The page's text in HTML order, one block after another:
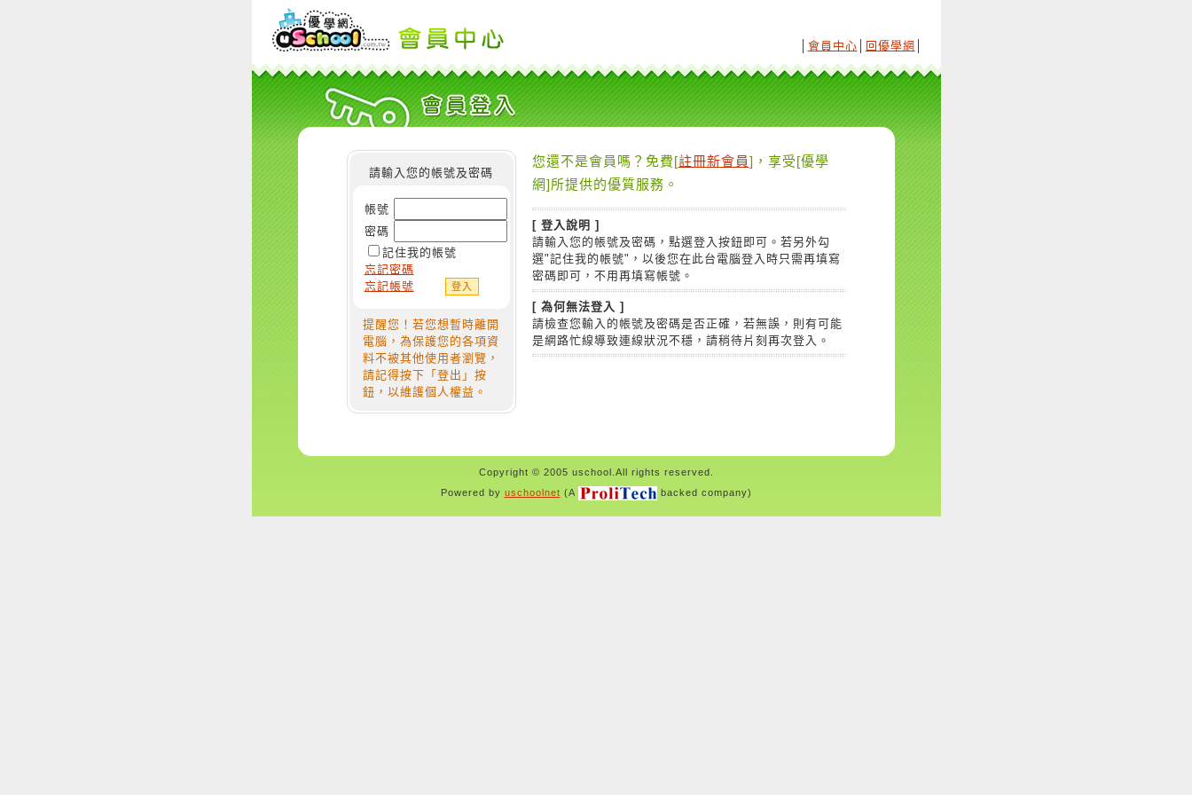
會員中心 回優學網
請輸入您的帳號及密碼
帳號
密碼
記住我的帳號
忘記密碼
忘記帳號
提醒您！若您想暫時離開
電腦，為保護您的各項資
料不被其他使用者瀏覽，
請記得按下「登出」按
鈕，以維護個人權益。
您還不是會員嗎？免費[註冊新會員]，享受[優學
網]所提供的優質服務。
[ 登入說明 ]
請輸入您的帳號及密碼，點選登入按鈕即可。若另外勾
選"記住我的帳號"，以後您在此台電腦登入時只需再填寫
密碼即可，不用再填寫帳號。
[ 為何無法登入 ]
請檢查您輸入的帳號及密碼是否正確，若無誤，則有可能
是網路忙線導致連線狀況不穩，請稍待片刻再次登入。
Copyright © 2005 uschool.All rights reserved.
Powered by uschoolnet (A backed company)